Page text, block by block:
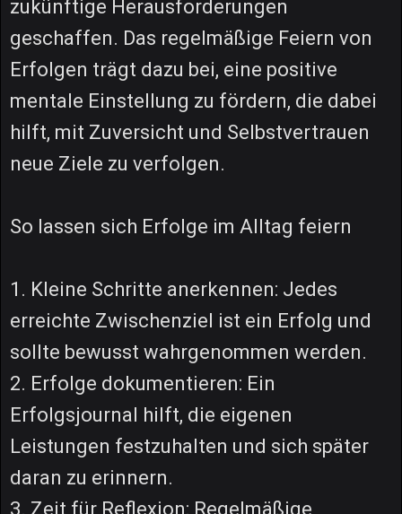
zukünftige Herausforderungen
geschaffen. Das regelmäßige Feiern von
Erfolgen trägt dazu bei, eine positive
mentale Einstellung zu fördern, die dabei
hilft, mit Zuversicht und Selbstvertrauen
neue Ziele zu verfolgen.
So lassen sich Erfolge im Alltag feiern
1. Kleine Schritte anerkennen: Jedes
erreichte Zwischenziel ist ein Erfolg und
sollte bewusst wahrgenommen werden.
2. Erfolge dokumentieren: Ein
Erfolgsjournal hilft, die eigenen
Leistungen festzuhalten und sich später
daran zu erinnern.
3. Zeit für Reflexion: Regelmäßige